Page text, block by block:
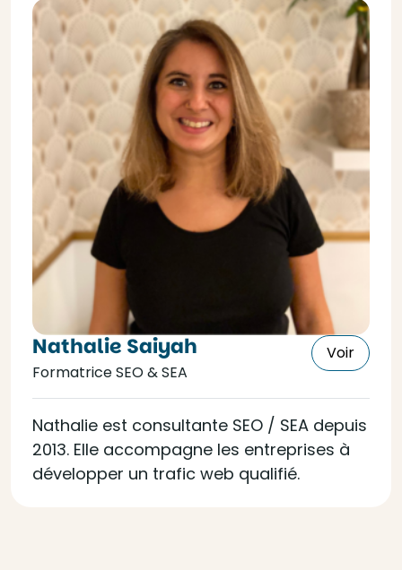
Nathalie Saiyah
Formatrice SEO & SEA
Voir
Nathalie est consultante SEO / SEA depuis
2013. Elle accompagne les entreprises à
développer un trafic web qualifié.